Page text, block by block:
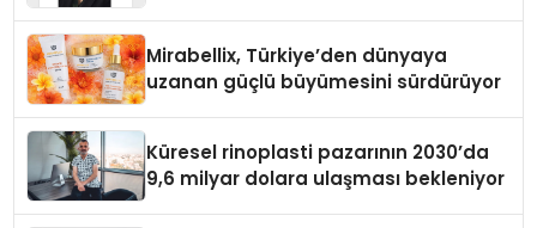
Mirabellix, Türkiye’den dünyaya
uzanan güçlü büyümesini sürdürüyor
Küresel rinoplasti pazarının 2030’da
9,6 milyar dolara ulaşması bekleniyor